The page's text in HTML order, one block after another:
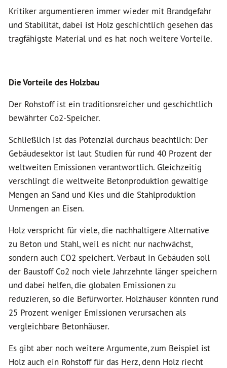
Kritiker argumentieren immer wieder mit Brandgefahr
und Stabilität, dabei ist Holz geschichtlich gesehen das
tragfähigste Material und es hat noch weitere Vorteile.
Die Vorteile des Holzbau
Der Rohstoff ist ein traditionsreicher und geschichtlich
bewährter Co2-Speicher.
Schließlich ist das Potenzial durchaus beachtlich: Der
Gebäudesektor ist laut Studien für rund 40 Prozent der
weltweiten Emissionen verantwortlich. Gleichzeitig
verschlingt die weltweite Betonproduktion gewaltige
Mengen an Sand und Kies und die Stahlproduktion
Unmengen an Eisen.
Holz verspricht für viele, die nachhaltigere Alternative
zu Beton und Stahl, weil es nicht nur nachwächst,
sondern auch CO2 speichert. Verbaut in Gebäuden soll
der Baustoff Co2 noch viele Jahrzehnte länger speichern
und dabei helfen, die globalen Emissionen zu
reduzieren, so die Befürworter. Holzhäuser könnten rund
25 Prozent weniger Emissionen verursachen als
vergleichbare Betonhäuser.
Es gibt aber noch weitere Argumente, zum Beispiel ist
Holz auch ein Rohstoff für das Herz, denn Holz riecht